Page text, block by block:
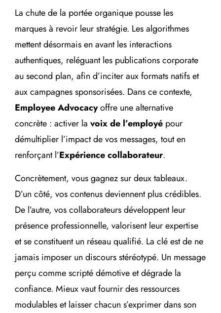
La chute de la portée organique pousse les
marques à revoir leur stratégie. Les algorithmes
mettent désormais en avant les interactions
authentiques, reléguant les publications corporate
au second plan, afin d’inciter aux formats natifs et
aux campagnes sponsorisées. Dans ce contexte,
Employee Advocacyoffre une alternative
concrète : activer la voix de l’employé pour
démultiplier l’impact de vos messages, tout en
renforçant l’Expérience collaborateur.
Concrètement, vous gagnez sur deux tableaux.
D’un côté, vos contenus deviennent plus crédibles.
De l’autre, vos collaborateurs développent leur
présence professionnelle, valorisent leur expertise
et se constituent un réseau qualifié. La clé est de ne
jamais imposer un discours stéréotypé. Un message
perçu comme scripté démotive et dégrade la
confiance. Mieux vaut fournir des ressources
modulables et laisser chacun s’exprimer dans son